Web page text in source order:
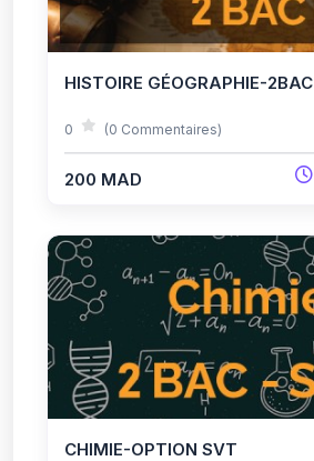
HISTOIRE GÉOGRAPHIE-2BAC
0 (0 Commentaires)
200 MAD
CHIMIE-OPTION SVT